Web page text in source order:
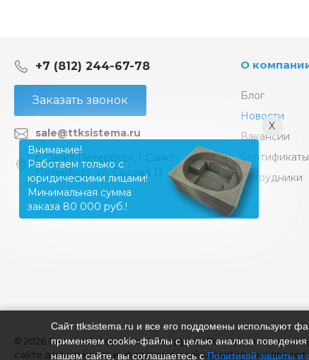
+7 (812) 244-67-78
Заказать звонок
sale@ttksistema.ru
г. Санкт-Петербург, г.Санкт-
Петербург, ул. Седова 13
О
Блог
Новости
Вакансии
Сертификаты
Сотрудники
© 2026 Система промышленная группа, Все права
сайте данные носят информационный характер и не
X
Внимание!
Работаем только с
юридическими лицами!
Минимальная сумма
заказа 80 000 руб.!
Сайт ttksistema.ru и все его поддомены используют
применяем cookie‑файлы с целью анализа поведения
нашем сайте, вы соглашаетесь сПолитикой защиты и